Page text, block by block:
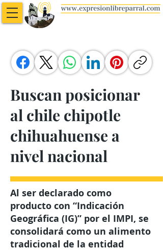
Buscan posicionar
al chile chipotle
chihuahuense a
nivel nacional
Al ser declarado como
producto con “Indicación
Geográfica (IG)” por el IMPI, se
consolidará como un alimento
tradicional de la entidad